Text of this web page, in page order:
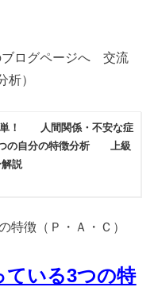
ブログページへ 交流
析）
単！ 人間関係・不安な症
の自分の特徴分析 上級
説
特徴（Ｐ・Ａ・Ｃ）
ている3つの特